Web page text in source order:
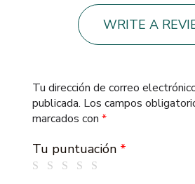
WRITE A
Tu dirección de correo
publicada. Los campos
marcados con *
Tu puntuación *